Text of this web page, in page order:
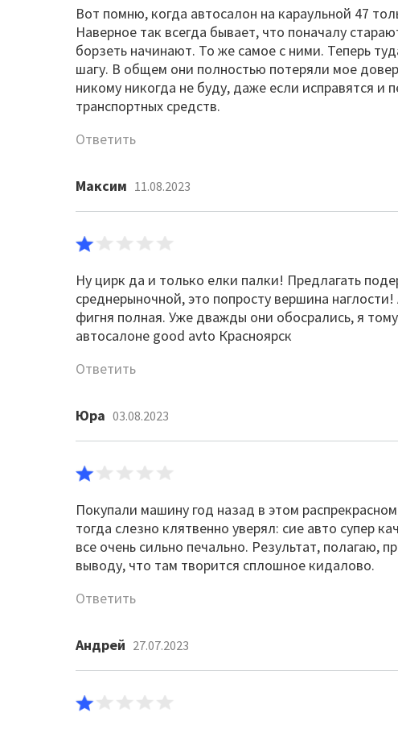
Вот помню, когда автосалон на караульной 47
Наверное так всегда бывает, что поначалу
борзеть начинают. То же самое с ними. Теперь
шагу. В общем они полностью потеряли мое
никому никогда не буду, даже если исправятся и
транспортных средств.
Ответить
Максим 11.08.2023
Ну цирк да и только елки палки! Предлагать
среднерыночной, это попросту вершина
фигня полная. Уже дважды они обосрались, я
автосалоне good avto Красноярск
Ответить
Юра 03.08.2023
Покупали машину год назад в этом
тогда слезно клятвенно уверял: сие авто супер
все очень сильно печально. Результат, полагаю,
выводу, что там творится сплошное кидалово.
Ответить
Андрей 27.07.2023